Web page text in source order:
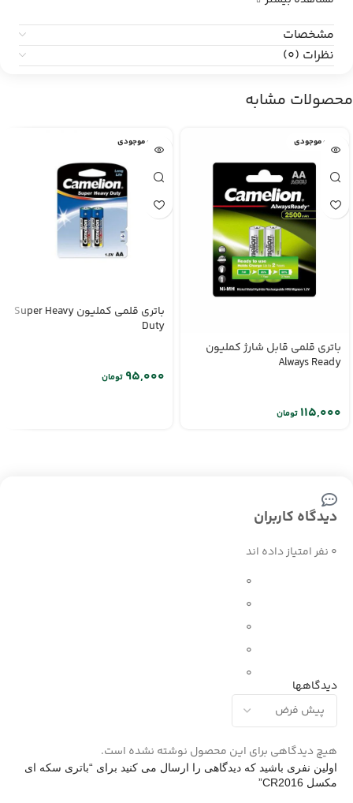
مشخصات
نظرات (0)
محصولات مشابه
اتمام موجودی
باتری قلمی قابل شارژ کملیون
Always Ready
تومان
اتمام موجودی
باتری قلمی کملیون Super Heavy
Duty
تومان
دیدگاه کاربران
0 نفر امتیاز داده اند
0
0
0
0
0
دیدگاهها
هیچ دیدگاهی برای این محصول نوشته نشده است.
اولین نفری باشید که دیدگاهی را ارسال می کنید برای “باتری سکه ای
مکسل CR2016”